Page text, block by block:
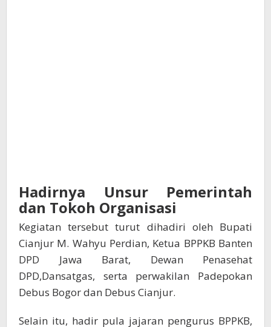
Hadirnya Unsur Pemerintah
dan Tokoh Organisasi
Kegiatan tersebut turut dihadiri oleh Bupati
Cianjur M. Wahyu Perdian, Ketua BPPKB Banten
DPD Jawa Barat, Dewan Penasehat
DPD,Dansatgas, serta perwakilan Padepokan
Debus Bogor dan Debus Cianjur.
Selain itu, hadir pula jajaran pengurus BPPKB,